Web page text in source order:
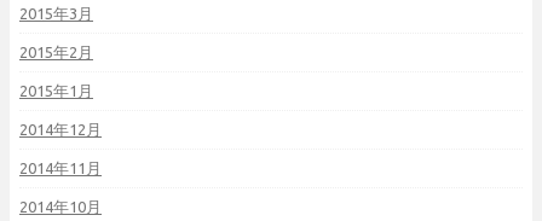
2015年3月
2015年2月
2015年1月
2014年12月
2014年11月
2014年10月